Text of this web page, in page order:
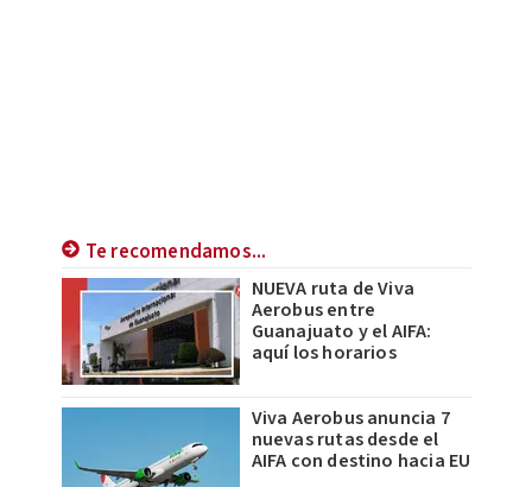
Te recomendamos...
NUEVA ruta de Viva
Aerobus entre
Guanajuato y el AIFA:
aquí los horarios
Viva Aerobus anuncia 7
nuevas rutas desde el
AIFA con destino hacia EU